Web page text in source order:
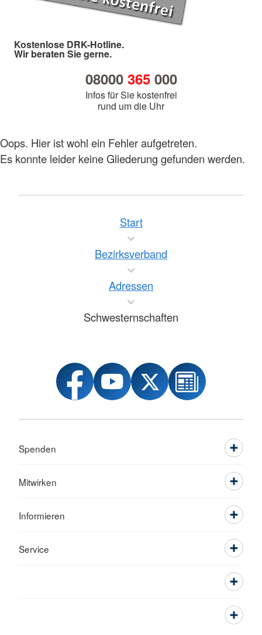
Kostenlose DRK-Hotline.
Wir beraten Sie gerne.
08000 365000
Infos für Sie kostenfrei
rund um die Uhr
Oops. Hier ist wohl ein Fehler aufgetreten.
Es konnte leider keine Gliederung gefunden werden.
Start
Bezirksverband
Adressen
Schwesternschaften
Spenden
Mitwirken
Informieren
Service